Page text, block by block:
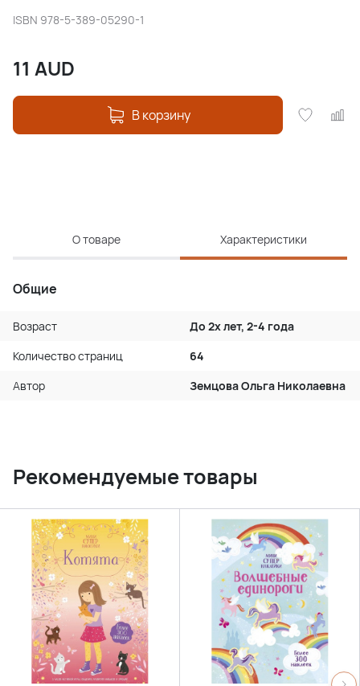
ISBN 978-5-389-05290-1
11 AUD
В корзину
О товаре Характеристики
Общие
Возраст
До 2х лет, 2-4 года
Количество страниц
64
Автор
Земцова Ольга Николаевна
Рекомендуемые товары